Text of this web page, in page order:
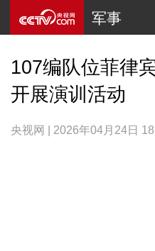
军事
107编队位菲律
开展演训活动
央视网 | 2026年04月24日